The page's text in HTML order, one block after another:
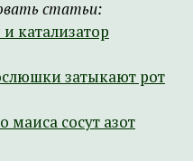
статьи:
катализатор
затыкают рот
маиса сосут азот